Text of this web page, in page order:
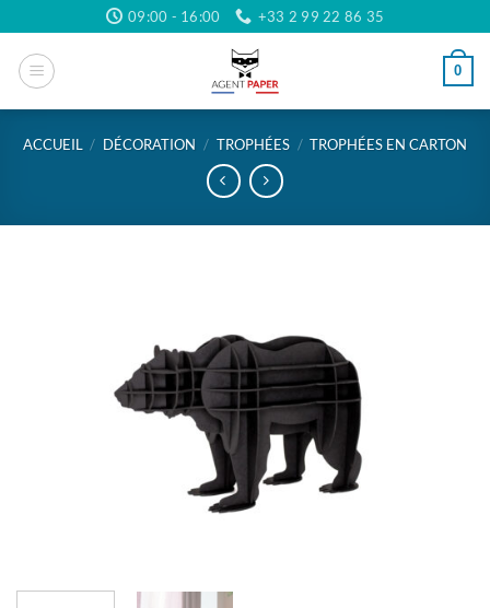
au
contenu
09:00 - 16:00 +33 2 99 22 86 35
0
ACCUEIL / DÉCORATION / TROPHÉES / TROPHÉES EN CARTON